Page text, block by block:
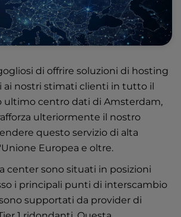
di offrire soluzioni di hosting
ai nostri stimati clienti in tutto il
ultimo centro dati di Amsterdam,
ulteriormente il nostro
questo servizio di alta
Europea e oltre.
center sono situati in posizioni
i principali punti di interscambio
supportati da provider di